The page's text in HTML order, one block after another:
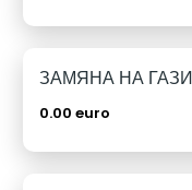
0.00 euro